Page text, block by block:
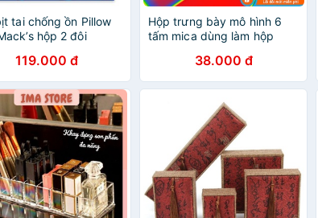
tai chống ồn Pillow
hộp 2 đôi
119.000 đ
Hộp trưng bày mô hình 6
tấm mica dùng làm hộp
38.000 đ